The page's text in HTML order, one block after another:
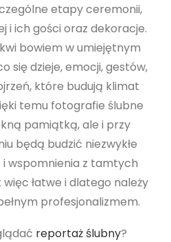
etapy ceremonii,
i ich gości oraz dekoracje.
bowiem w umiejętnym
się dzieje, emocji, gestów,
które budują klimat
temu fotografie ślubne
pamiątką, ale i przy
będą budzić niezwykłe
i wspomnienia z tamtych
łatwe i dlatego należy
profesjonalizmem.
reportaż ślubny?